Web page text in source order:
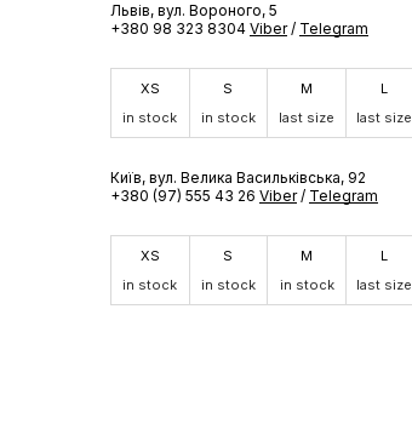
Львів, вул. Вороного, 5
+380 98 323 8304 Viber / Telegram
XS
in stock
S
in stock
M
last size
L
last size
Київ, вул. Велика Васильківська, 92
+380 (97) 555 43 26 Viber / Telegram
XS
in stock
S
in stock
M
in stock
L
last size